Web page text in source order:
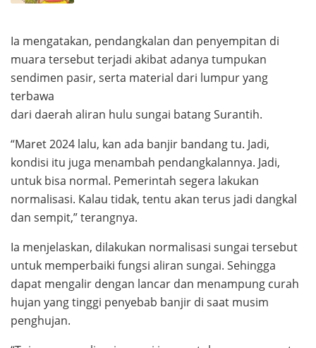
Ia mengatakan, pendangkalan dan penyempitan di
muara tersebut terjadi akibat adanya tumpukan
sendimen pasir, serta material dari lumpur yang
terbawa
dari daerah aliran hulu sungai batang Surantih.
“Maret 2024 lalu, kan ada banjir bandang tu. Jadi,
kondisi itu juga menambah pendangkalannya. Jadi,
untuk bisa normal. Pemerintah segera lakukan
normalisasi. Kalau tidak, tentu akan terus jadi dangkal
dan sempit,” terangnya.
Ia menjelaskan, dilakukan normalisasi sungai tersebut
untuk memperbaiki fungsi aliran sungai. Sehingga
dapat mengalir dengan lancar dan menampung curah
hujan yang tinggi penyebab banjir di saat musim
penghujan.